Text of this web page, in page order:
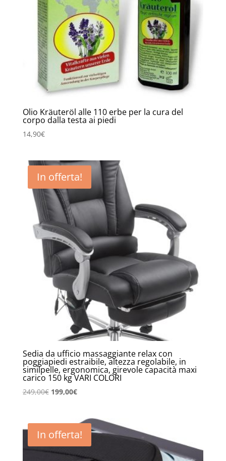
Olio Kräuteröl alle 110 erbe per la cura del
corpo dalla testa ai piedi
14,90€
In offerta!
Sedia da ufficio massaggiante relax con
poggiapiedi estraibile, altezza regolabile, in
similpelle, ergonomica, girevole capacità maxi
carico 150 kg VARI COLORI
249,00€ Il
era:
249,00€.
199,00€Il
è:
199,00€.
In offerta!